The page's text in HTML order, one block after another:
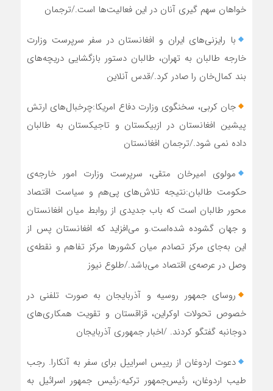
خواهان سهم گیری آنان در این فعالیت‌ها است./ترجمان
با رایزنی‌های ایران و افغانستان در سفر سرپرست وزارت
خارجه طالبان به تهران، طالبان دستور بازگشایی دریچه‌های
بند کمال‌خان را صادر کرد./قدس آنلاین
جان کربی، سخنگوی وزارت دفاع امریکا:چرخبال‌های ارتش
پیشین افغانستان در ازبیکستان و تاجیکستان به طالبان
داده نمی شود./ترجمان افغانستان
مولوی امیرخان متقی، سرپرست وزارت امور خارجه‌ی
حکومت طالبان:نتیجه تلاش‌های پی‌هم و سیاست اقتصاد
محور طالبان است که باب جدیدی از روابط میان افغانستان
و جهان گشوده شده‌است.و می‌افزاید که افغانستان پس از
این به‌جای مرکز تصادم میان کشورها مرکز تفاهم و نقطه‌ی
وصل در عرصه‌ی اقتصاد می‌باشد./طلوع نیوز
روسای جمهور روسیه و آذربایجان به صورت تلفنی در
خصوص تحولات اوکراین، قزاقستان و تقویت همکاری‌های
دوجانبه گفتگو کردند. /اخبار جمهوری آذربایجان
دعوت اردوغان از رییس اسراییل برای سفر به آنکارا. رجب
طیب اردوغان، رئیس‌جمهور ترکیه:رئیس جمهور اسرائیل به